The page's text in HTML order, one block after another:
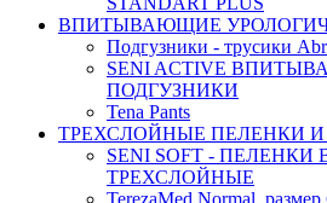
ВПИТЫВАЮЩИЕ
Подгузники - трусики
SENI ACTIVE
ПОДГУЗНИКИ
Tena Pants
ТРЕХСЛОЙНЫЕ ПЕЛЕНКИ
SENI SOFT -
ТРЕХСЛОЙНЫЕ
TerezaMed Normal, размер